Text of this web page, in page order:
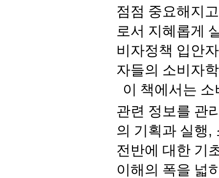
점점 중요해지
로서 지혜롭게
비자정책 입안자
자들의 소비자
이 책에서는
관련 정보를 관
의 기획과 실행,
전반에 대한 기
이해의 폭을 넓